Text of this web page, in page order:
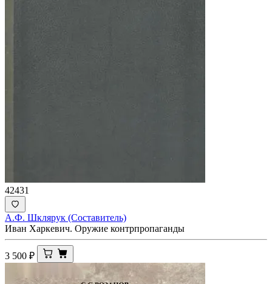
42431
А.Ф. Шклярук (Составитель)
Иван Харкевич. Оружие контрпропаганды
3 500 ₽